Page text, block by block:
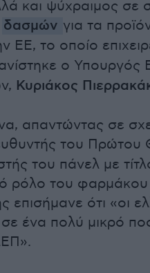
και ψύχραιμος σε
δασμών για τα
το οποίο
ο Υπουργός
Κυριάκος
απαντώντας σε
του Πρώτου
του πάνελ με
ρόλο του φαρμάκου
επισήμανε ότι «οι
ένα πολύ μικρό